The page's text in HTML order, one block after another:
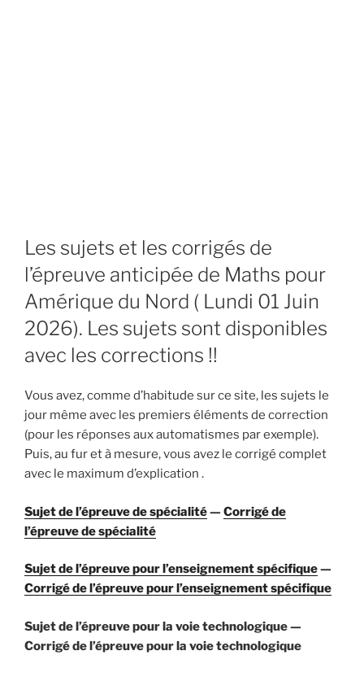
Les sujets et les corrigés de
l’épreuve anticipée de Maths pour
Amérique du Nord ( Lundi 01 Juin
2026). Les sujets sont disponibles
avec les corrections !!
Vous avez, comme d’habitude sur ce site, les sujets le
jour même avec les premiers éléments de correction
(pour les réponses aux automatismes par exemple).
Puis, au fur et à mesure, vous avez le corrigé complet
avec le maximum d’explication .
Sujet de l’épreuve de spécialité—Corrigé de
l’épreuve de spécialité
Sujet de l’épreuve pour l’enseignement spécifique—
Corrigé de l’épreuve pour l’enseignement spécifique
Sujet de l’épreuve pour la voie technologique —
Corrigé de l’épreuve pour la voie technologique